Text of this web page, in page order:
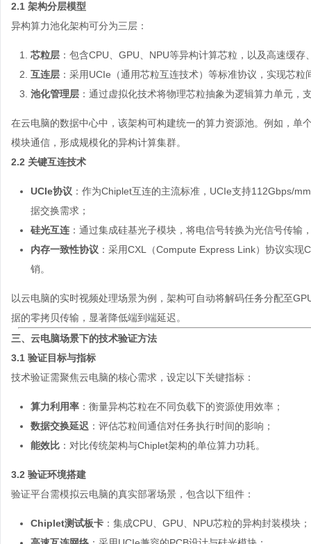
2.1 架构分层模型
异构算力池化架构可分为三层：
芯粒层 ：包含CPU、GPU、NPU等异构计算芯粒，以及高速缓
互连层 ：采用UCIe（通用芯粒互连技术）等标准协议，实现芯
池化管理层 ：通过虚拟化技术将物理芯粒抽象为逻辑算力单元，
在云电脑的数据中心中，该架构可构建统一的算力资源池。例如，
模块通信，形成规模化的异构计算集群。
2.2 关键互连技术
UCIe协议 ：作为Chiplet互连的主流标准，UCIe支持112Gbps/
据交换需求；
硅光互连 ：通过集成硅基光子模块，将电信号转换为光信号传输
内存一致性协议 ：采用CXL（Compute Express Link）协议实
销。
以云电脑的实时视频处理场景为例，架构可自动将解码任务分配至
据的零拷贝传输，显著降低端到端延迟。
三、云电脑场景下的技术验证方法
3.1 验证目标与指标
技术验证需聚焦云电脑的核心需求，设定以下关键指标：
算力利用率 ：衡量异构芯粒在不同负载下的资源使用效率；
数据交换延迟 ：评估芯粒间通信对任务执行时间的影响；
能效比 ：对比传统架构与Chiplet架构的单位算力功耗。
3.2 验证环境搭建
验证平台需模拟云电脑的真实部署场景，包含以下组件：
Chiplet测试板卡 ：集成CPU、GPU、NPU芯粒的异构封装模块；